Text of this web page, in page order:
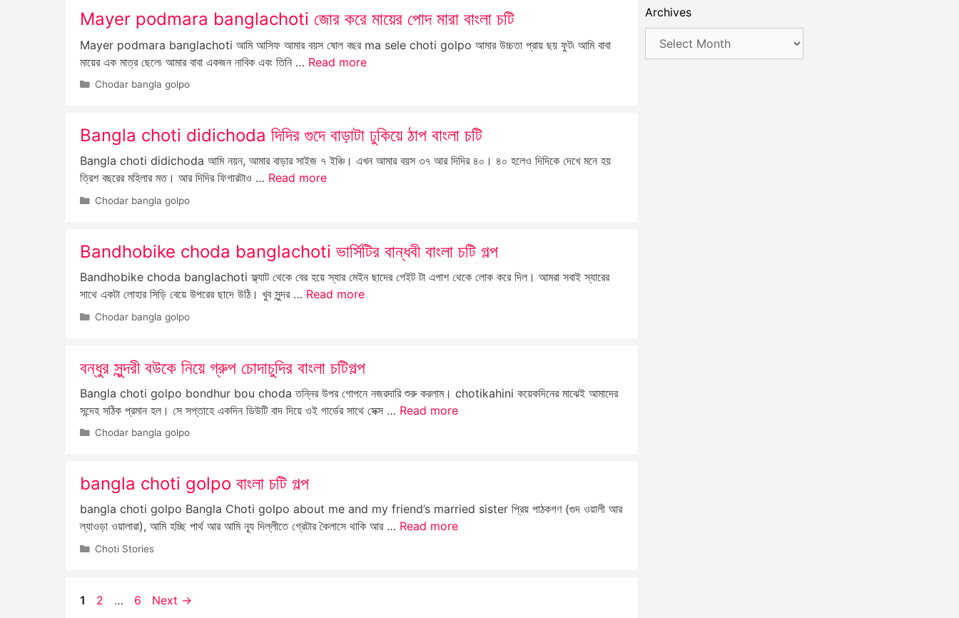
Mayer podmara banglachoti জোর করে মায়ের পোদ মারা বাংলা চটি
Mayer podmara banglachoti আমি আসিফ আমার বয়স ষোল বছর ma sele choti golpo আমার উচ্চতা প্রায় ছয় ফুট৷ আমি বাবা
মায়ের এক মাত্র ছেলে৷ আমার বাবা একজন নাবিক এবং তিনি … Read more
Categories
Chodar bangla golpo
Bangla choti didichoda দিদির গুদে বাড়াটা ঢুকিয়ে ঠাপ বাংলা চটি
Bangla choti didichoda আমি নয়ন, আমার বাড়ার সাইজ ৭ ইঞ্চি। এখন আমার বয়স ৩৭ আর দিদির ৪০। ৪০ হলেও দিদিকে দেখে মনে হয়
ত্রিশ বছরের মহিলার মত। আর দিদির ফিগারটাও … Read more
Categories
Chodar bangla golpo
Bandhobike choda banglachoti ভার্সিটির বান্ধবী বাংলা চটি গল্প
Bandhobike choda banglachoti ফ্ল্যাট থেকে বের হয়ে স্যার মেইন ছাদের গেইট টা এপাশ থেকে লোক করে দিল। আমরা সবাই স্যারের
সাথে একটা লোহার সিড়ি বেয়ে উপরের ছাদে উঠি। খুব সুন্দর … Read more
Categories
Chodar bangla golpo
বন্ধুর সুন্দরী বউকে নিয়ে গ্রুপ চোদাচুদির বাংলা চটিগল্প
Bangla choti golpo bondhur bou choda তন্নির উপর গোপনে নজরদারি শুরু করলাম। chotikahini কয়েকদিনের মাঝেই আমাদের
সন্দেহ সঠিক প্রমান হল। সে সপ্তাহে একদিন ডিউটি বাদ দিয়ে ওই গার্ডের সাথে সেক্স … Read more
Categories
Chodar bangla golpo
bangla choti golpo বাংলা চটি গল্প
bangla choti golpo Bangla Choti golpo about me and my friend’s married sister প্রিয় পাঠকগণ (গুদ ওয়ালী আর
ল্যাওড়া ওয়ালারা), আমি হচ্ছি পার্থ আর আমি ন্যূ দিল্লীতে গ্রেটার কৈলাসে থাকি আর … Read more
Categories
Choti Stories
Page
1 Page
2 … Page
6 Next →
Archives